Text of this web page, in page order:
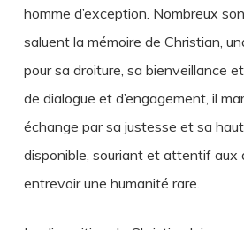
homme d’exception. Nombreux
saluent la mémoire de Christian,
pour sa droiture, sa bienveillance
de dialogue et d’engagement, il
échange par sa justesse et sa
disponible, souriant et attentif aux
entrevoir une humanité rare.